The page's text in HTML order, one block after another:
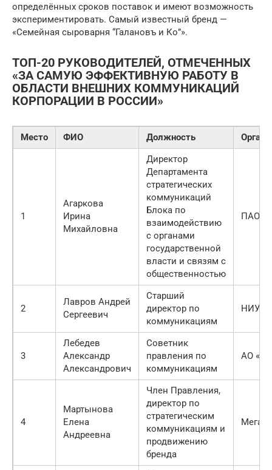
определённых сроков поставок и имеют возможность
экспериментировать. Самый известный бренд —
«Семейная сыроварня “Галановъ и Ко”».
ТОП-20 РУКОВОДИТЕЛЕЙ, ОТМЕЧЕННЫХ
«ЗА САМУЮ ЭФФЕКТИВНУЮ РАБОТУ В
ОБЛАСТИ ВНЕШНИХ КОММУНИКАЦИЙ
КОРПОРАЦИИ В РОССИИ»
Место ФИО Должность
1
Агаркова
Ирина
Михайловна
Директор
Департамента
стратегических
коммуникаций
Блока по
взаимодействию
с органами
государственной
власти и связям с
общественностью
ПАО
2
Лавров Андрей
Сергеевич
Старший
директор по
коммуникациям
НИУ
3
Лебедев
Александр
Александрович
Советник
правления по
коммуникациям
АО
4
Мартынова
Елена
Андреевна
Член Правления,
директор по
стратегическим
коммуникациям и
продвижению
бренда